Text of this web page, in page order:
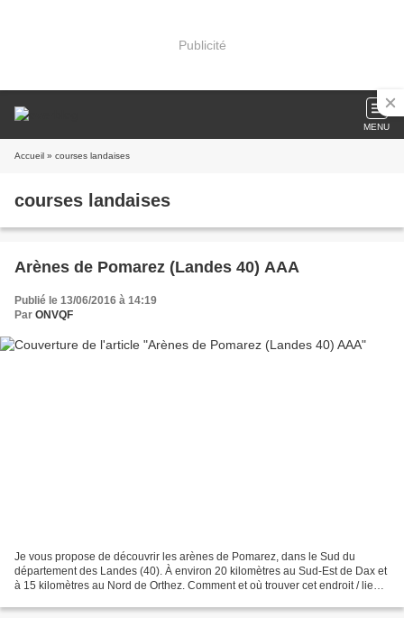
Publicité
MENU
Accueil » courses landaises
courses landaises
Arènes de Pomarez (Landes 40) AAA
Publié le 13/06/2016 à 14:19
Par ONVQF
Je vous propose de découvrir les arènes de Pomarez, dans le Sud du
département des Landes (40). À environ 20 kilomètres au Sud-Est de Dax et
à 15 kilomètres au Nord de Orthez. Comment et où trouver cet endroit / lieu